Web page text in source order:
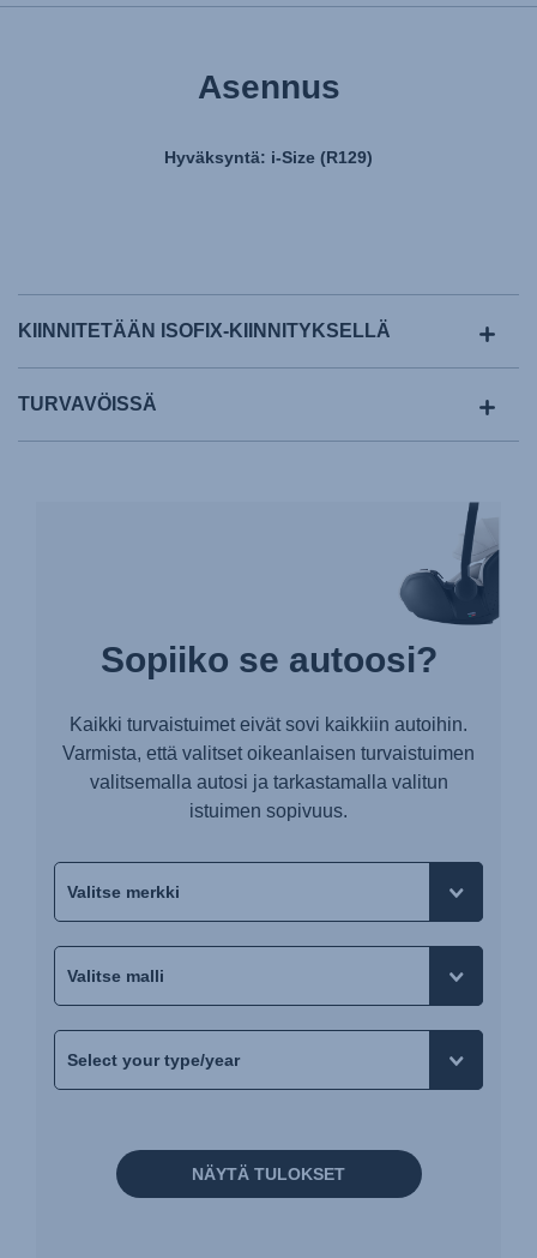
Asennus
Hyväksyntä: i-Size (R129)
KIINNITETÄÄN ISOFIX-KIINNITYKSELLÄ
TURVAVÖISSÄ
Sopiiko se autoosi?
Kaikki turvaistuimet eivät sovi kaikkiin autoihin.
Varmista, että valitset oikeanlaisen turvaistuimen
valitsemalla autosi ja tarkastamalla valitun
istuimen sopivuus.
NÄYTÄ TULOKSET